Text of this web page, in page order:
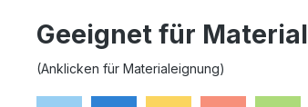
Geeignet für Material
(Anklicken für Materialeignung)